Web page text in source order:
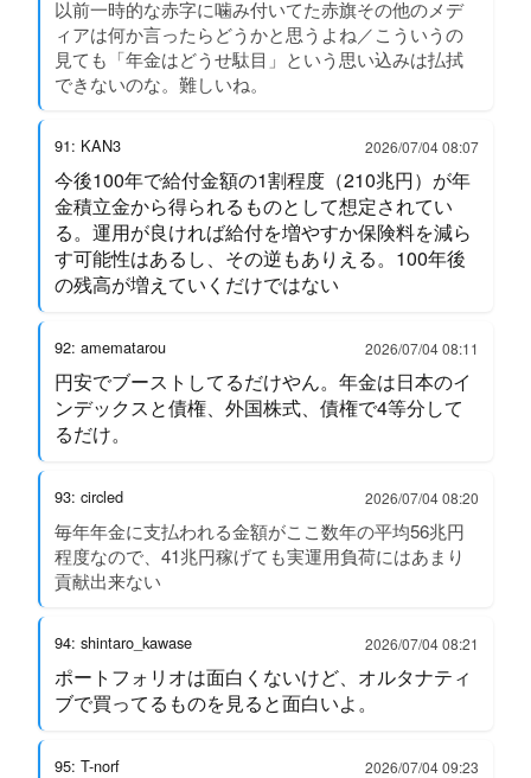
以前一時的な赤字に噛み付いてた赤旗その他のメデ
ィアは何か言ったらどうかと思うよね／こういうの
見ても「年金はどうせ駄目」という思い込みは払拭
できないのな。難しいね。
91: KAN3 2026/07/04 08:07
今後100年で給付金額の1割程度（210兆円）が年
金積立金から得られるものとして想定されてい
る。運用が良ければ給付を増やすか保険料を減ら
す可能性はあるし、その逆もありえる。100年後
の残高が増えていくだけではない
92: amematarou 2026/07/04 08:11
円安でブーストしてるだけやん。年金は日本のイ
ンデックスと債権、外国株式、債権で4等分して
るだけ。
93: circled 2026/07/04 08:20
毎年年金に支払われる金額がここ数年の平均56兆円
程度なので、41兆円稼げても実運用負荷にはあまり
貢献出来ない
94: shintaro_kawase 2026/07/04 08:21
ポートフォリオは面白くないけど、オルタナティ
ブで買ってるものを見ると面白いよ。
95: T-norf 2026/07/04 09:23